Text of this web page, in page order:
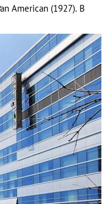
American (1927). В